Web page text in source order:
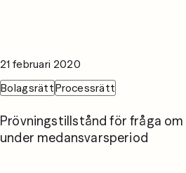
21 februari 2020
BolagsrättProcessrätt
Prövningstillstånd för fråga
under medansvarsperiod